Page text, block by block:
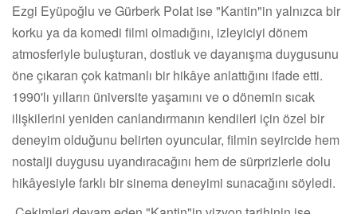
Ezgi Eyüpoğlu ve Gürberk Polat ise "Kantin"in yalnızca bir
korku ya da komedi filmi olmadığını, izleyiciyi dönem
atmosferiyle buluşturan, dostluk ve dayanışma duygusunu
öne çıkaran çok katmanlı bir hikâye anlattığını ifade etti.
1990'lı yılların üniversite yaşamını ve o dönemin sıcak
ilişkilerini yeniden canlandırmanın kendileri için özel bir
deneyim olduğunu belirten oyuncular, filmin seyircide hem
nostalji duygusu uyandıracağını hem de sürprizlerle dolu
hikâyesiyle farklı bir sinema deneyimi sunacağını söyledi.